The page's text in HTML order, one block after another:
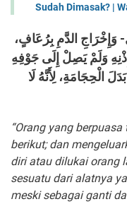
Sudah Dimasak? |
وَإِخْرَاجِ الدَّمِ بِرُعَافٍ،
وَلَمْ يَصِلْ إِلَى جَوْفِهِ
الْحِجَامَةِ، لِأَنَّهُ لَا
“Orang yang
berikut; dan
diri atau dilukai orang
sesuatu dari alatnya
meski sebagai ganti